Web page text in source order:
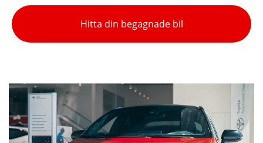
Hitta din begagnade bil